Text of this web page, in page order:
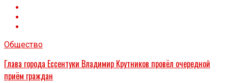
Общество
Глава города Ессентуки Владимир Крутников провёл очередной
приём граждан